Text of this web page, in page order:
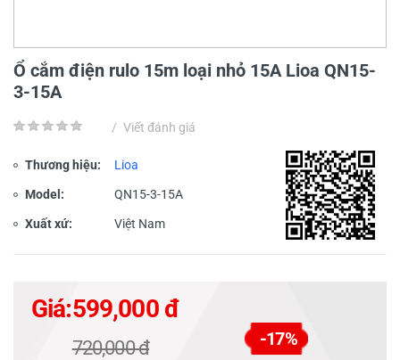
Ổ cắm điện rulo 15m loại nhỏ 15A Lioa QN15-
3-15A
/ Viết đánh giá
Thương hiệu: Lioa
Model: QN15-3-15A
Xuất xứ: Việt Nam
Giá:599,000 đ
720,000 đ -17%